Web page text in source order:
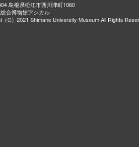
島根県松江市西川津町1060
合博物館アシカル
（C）2021 Shimane University Museum All Rights